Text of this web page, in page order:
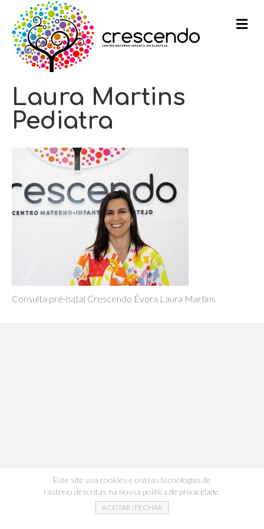
m
e
Laura Martins
Pediatra
Consulta pré-natal Crescendo Évora Laura Martins
Este site usa cookies e outras tecnologias de
rastreio descritas na nossa politica de privacidade.
ACEITAR | FECHAR